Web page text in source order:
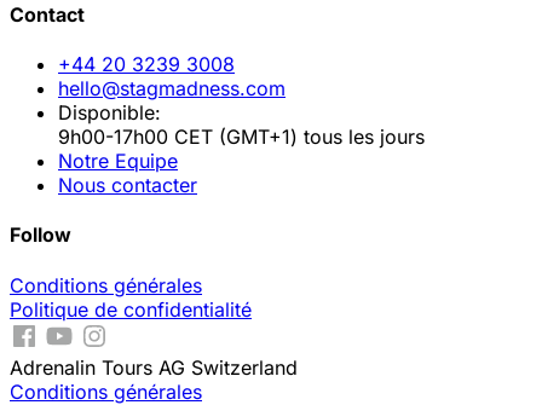
Contact
+44 20 3239 3008
hello@stagmadness.com
Disponible:
9h00-17h00 CET (GMT+1) tous les jours
Notre Equipe
Nous contacter
Follow
Conditions générales
Politique de confidentialité
Adrenalin Tours AG Switzerland
Conditions générales